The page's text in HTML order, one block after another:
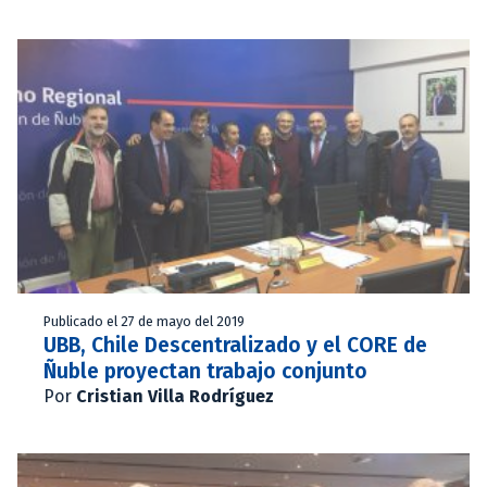
Publicado el 27 de mayo del 2019
UBB, Chile Descentralizado y el CORE de
Ñuble proyectan trabajo conjunto
Por Cristian Villa Rodríguez